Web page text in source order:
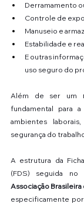
Derramamento
Controle de
Manuseio e
Estabilidade e
E outras
uso seguro do
Além de ser um
fundamental para
ambientes
segurança do
A estrutura da
Associação Brasileira
especificamente